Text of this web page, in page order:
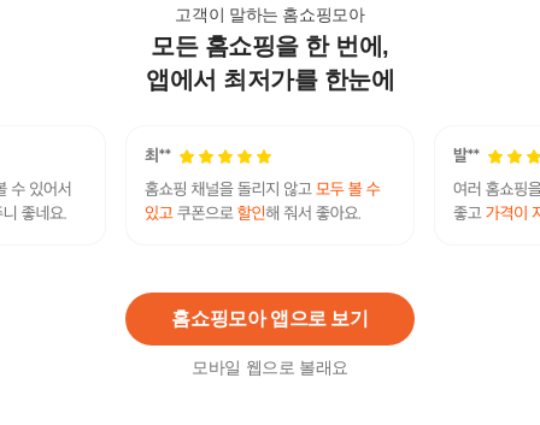
고객이 말하는 홈쇼핑모아
모든 홈쇼핑을 한 번에,
앱에서 최저가를 한눈에
홈쇼핑모아 앱으로 보기
모바일 웹으로 볼래요
[5% H.Point]하늘을 나는 책시리즈 (전 7권) / 초등
교과연계도서 / 문학동화 / 창작그림책 / 초등학생
추천도서
74,700 원
[미래엔] 고등 한국사 1 평가문제집 (강승호) (2022
10%9,900원